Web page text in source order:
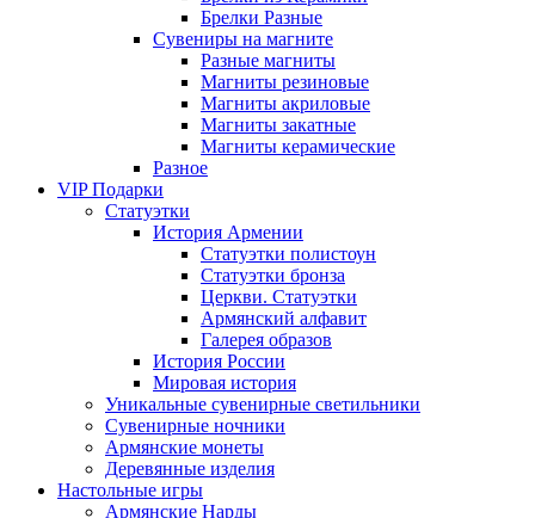
Брелки Разные
Сувениры на магните
Разные магниты
Магниты резиновые
Магниты акриловые
Магниты закатные
Магниты керамические
Разное
VIP Подарки
Статуэтки
История Армении
Статуэтки полистоун
Статуэтки бронза
Церкви. Статуэтки
Армянский алфавит
Галерея образов
История России
Мировая история
Уникальные сувенирные светильники
Сувенирные ночники
Армянские монеты
Деревянные изделия
Настольные игры
Армянские Нарды